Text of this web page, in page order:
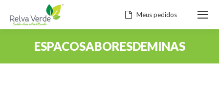
Meus pedidos
ESPACOSABORESDEMINAS